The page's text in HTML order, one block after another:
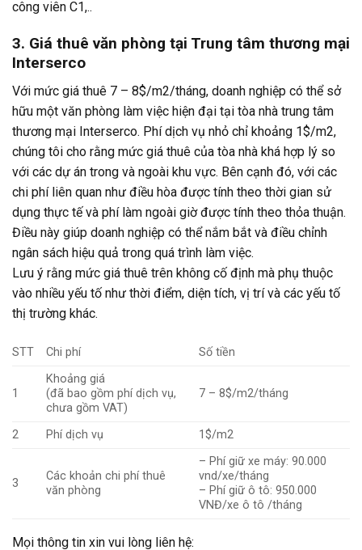
công viên C1,..
3. Giá thuê văn phòng tại Trung tâm thương mại
Interserco
Với mức giá thuê 7 – 8$/m2/tháng, doanh nghiệp có thể sở
hữu một văn phòng làm việc hiện đại tại tòa nhà trung tâm
thương mại Interserco. Phí dịch vụ nhỏ chỉ khoảng 1$/m2,
chúng tôi cho rằng mức giá thuê của tòa nhà khá hợp lý so
với các dự án trong và ngoài khu vực. Bên cạnh đó, với các
chi phí liên quan như điều hòa được tính theo thời gian sử
dụng thực tế và phí làm ngoài giờ được tính theo thỏa thuận.
Điều này giúp doanh nghiệp có thể nắm bắt và điều chỉnh
ngân sách hiệu quả trong quá trình làm việc.
Lưu ý rằng mức giá thuê trên không cố định mà phụ thuộc
vào nhiều yếu tố như thời điểm, diện tích, vị trí và các yếu tố
thị trường khác.
STT Chi phí Số tiền
1
Khoảng giá
(đã bao gồm phí dịch vụ,
chưa gồm VAT)
7 – 8$/m2/tháng
2 Phí dịch vụ 1$/m2
3
Các khoản chi phí thuê
văn phòng
– Phí giữ xe máy: 90.000
vnd/xe/tháng
– Phí giữ ô tô: 950.000
VNĐ/xe ô tô /tháng
Mọi thông tin xin vui lòng liên hệ: